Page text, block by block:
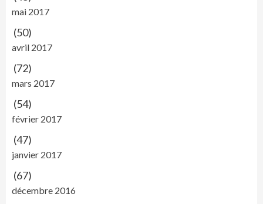
mai 2017
(50)
avril 2017
(72)
mars 2017
(54)
février 2017
(47)
janvier 2017
(67)
décembre 2016